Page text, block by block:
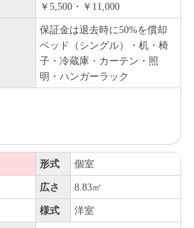
￥5,500・￥11,000
保証金は退去時に50%を償却
ベッド（シングル）・机・椅
子・冷蔵庫・カーテン・照
明・ハンガーラック
形式 個室
広さ 8.83㎡
様式 洋室